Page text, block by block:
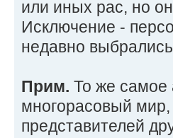
или иных рас, но
Исключение -
недавно
Прим. То же самое
многорасовый
представителей